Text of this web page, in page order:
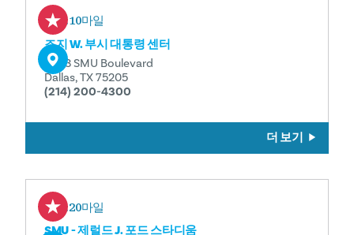
0.10마일
조지 W. 부시 대통령 센터
2943 SMU Boulevard
Dallas, TX 75205
(214) 200-4300
더 보기
0.20마일
SMU - 제럴드 J. 포드 스타디움